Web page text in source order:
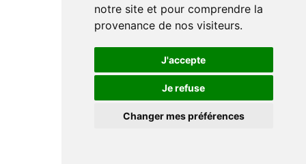
notre site et pour comprendre la
provenance de nos visiteurs.
J'accepte
Je refuse
Changer mes préférences